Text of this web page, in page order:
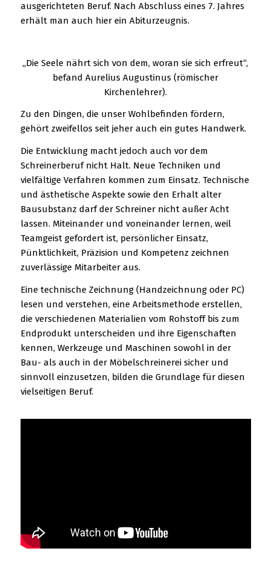
ausgerichteten Beruf. Nach Abschluss eines 7. Jahres
erhält man auch hier ein Abiturzeugnis.
„Die Seele nährt sich von dem, woran sie sich erfreut“,
befand Aurelius Augustinus (römischer
Kirchenlehrer).
Zu den Dingen, die unser Wohlbefinden fördern,
gehört zweifellos seit jeher auch ein gutes Handwerk.
Die Entwicklung macht jedoch auch vor dem
Schreinerberuf nicht Halt. Neue Techniken und
vielfältige Verfahren kommen zum Einsatz. Technische
und ästhetische Aspekte sowie den Erhalt alter
Bausubstanz darf der Schreiner nicht außer Acht
lassen. Miteinander und voneinander lernen, weil
Teamgeist gefordert ist, persönlicher Einsatz,
Pünktlichkeit, Präzision und Kompetenz zeichnen
zuverlässige Mitarbeiter aus.
Eine technische Zeichnung (Handzeichnung oder PC)
lesen und verstehen, eine Arbeitsmethode erstellen,
die verschiedenen Materialien vom Rohstoff bis zum
Endprodukt unterscheiden und ihre Eigenschaften
kennen, Werkzeuge und Maschinen sowohl in der
Bau- als auch in der Möbelschreinerei sicher und
sinnvoll einzusetzen, bilden die Grundlage für diesen
vielseitigen Beruf.